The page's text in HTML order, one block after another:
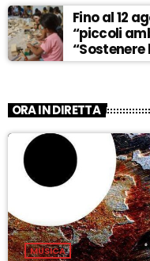
Fino al 12
“piccoli
sempre più
ORA IN DIRETTA
MUSICA